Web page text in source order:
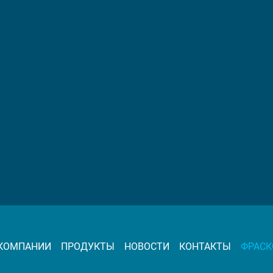
ПРОДУКТЫ НОВОСТИ КОНТАКТЫ